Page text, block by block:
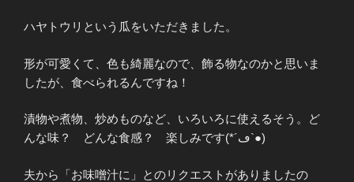
ハヤトウリという瓜をいただきました。
形が可愛くて、色も綺麗なので、飾る物なのかと思いま
したが、食べられるんですね！
漬物や煮物、炒めものなど、いろいろに使えるそう。ど
んな味？ どんな食感？ 楽しみです(*´ڡ`●)
夫から「お味噌汁に」とのリクエストがありましたの